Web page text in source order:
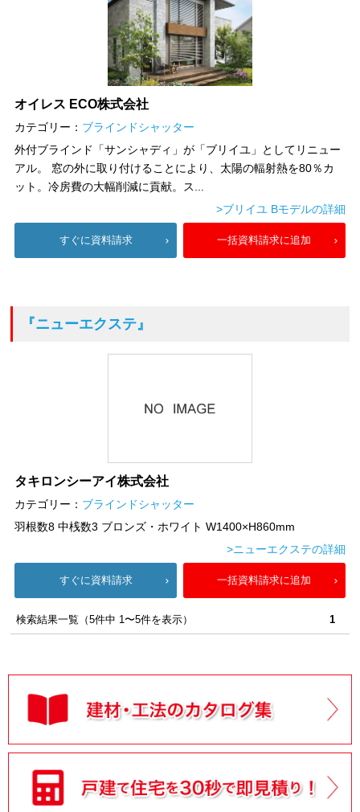
オイレス ECO株式会社
カテゴリー： ブラインドシャッター
外付ブラインド「サンシャディ」が「ブリイユ」としてリニュー
アル。 窓の外に取り付けることにより、太陽の輻射熱を80％カ
ット。冷房費の大幅削減に貢献。ス...
>ブリイユ Bモデルの詳細
すぐに資料請求 一括資料請求に追加
『ニューエクステ』
タキロンシーアイ株式会社
カテゴリー： ブラインドシャッター
羽根数8 中桟数3 ブロンズ・ホワイト W1400×H860mm
>ニューエクステの詳細
すぐに資料請求 一括資料請求に追加
検索結果一覧（5件中 1〜5件を表示） 1